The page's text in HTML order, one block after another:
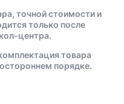
точной стоимости и
только после
центра.
товара
порядке.